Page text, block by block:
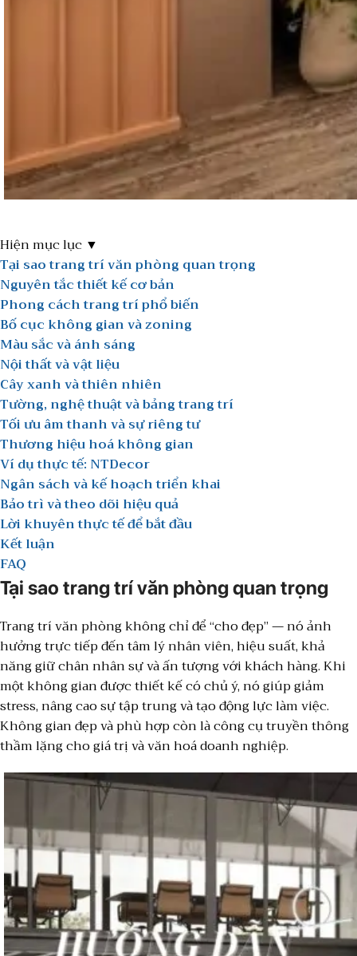
Hiện mục lục ▼
Tại sao trang trí văn phòng quan trọng
Nguyên tắc thiết kế cơ bản
Phong cách trang trí phổ biến
Bố cục không gian và zoning
Màu sắc và ánh sáng
Nội thất và vật liệu
Cây xanh và thiên nhiên
Tường, nghệ thuật và bảng trang trí
Tối ưu âm thanh và sự riêng tư
Thương hiệu hoá không gian
Ví dụ thực tế: NTDecor
Ngân sách và kế hoạch triển khai
Bảo trì và theo dõi hiệu quả
Lời khuyên thực tế để bắt đầu
Kết luận
FAQ
Tại sao trang trí văn phòng quan trọng
Trang trí văn phòng không chỉ để “cho đẹp” — nó ảnh
hưởng trực tiếp đến tâm lý nhân viên, hiệu suất, khả
năng giữ chân nhân sự và ấn tượng với khách hàng. Khi
một không gian được thiết kế có chủ ý, nó giúp giảm
stress, nâng cao sự tập trung và tạo động lực làm việc.
Không gian đẹp và phù hợp còn là công cụ truyền thông
thầm lặng cho giá trị và văn hoá doanh nghiệp.